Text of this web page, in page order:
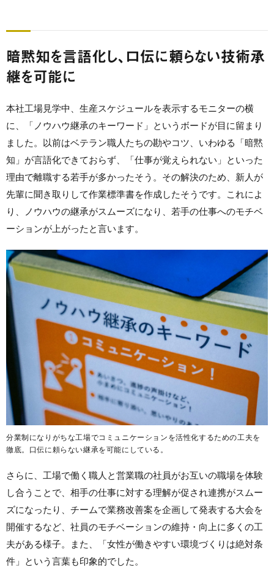
暗黙知を言語化し、口伝に頼らない技術承
継を可能に
本社工場見学中、生産スケジュールを表示するモニターの横
に、「ノウハウ継承のキーワード」というボードが目に留まり
ました。以前はベテラン職人たちの勘やコツ、いわゆる「暗黙
知」が言語化できておらず、「仕事が覚えられない」といった
理由で離職する若手が多かったそう。その解決のため、新人が
先輩に聞き取りして作業標準書を作成したそうです。これによ
り、ノウハウの継承がスムーズになり、若手の仕事へのモチベ
ーションが上がったと言います。
分業制になりがちな工場でコミュニケーションを活性化するための工夫を
徹底。口伝に頼らない継承を可能にしている。
さらに、工場で働く職人と営業職の社員がお互いの職場を体験
し合うことで、相手の仕事に対する理解が促され連携がスムー
ズになったり、チームで業務改善案を企画して発表する大会を
開催するなど、社員のモチベーションの維持・向上に多くの工
夫がある様子。また、「女性が働きやすい環境づくりは絶対条
件」という言葉も印象的でした。